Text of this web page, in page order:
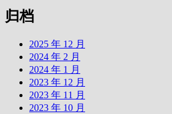
归档
2025 年 12 月
2024 年 2 月
2024 年 1 月
2023 年 12 月
2023 年 11 月
2023 年 10 月